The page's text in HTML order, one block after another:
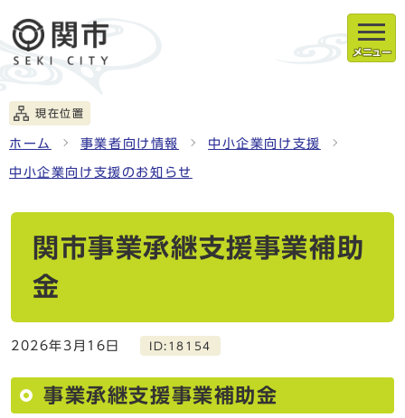
メニュー
現在位置
ホーム 事業者向け情報 中小企業向け支援
中小企業向け支援のお知らせ
関市事業承継支援事業補助
金
2026年3月16日 ID:18154
事業承継支援事業補助金